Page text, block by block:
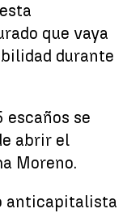
que vaya
durante
escaños se
abrir el
Moreno.
anticapitalista